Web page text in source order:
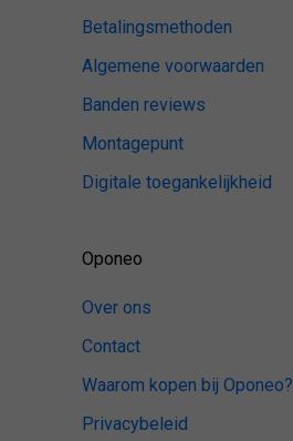
Betalingsmethoden
Algemene voorwaarden
Banden reviews
Montagepunt
Digitale toegankelijkheid
Oponeo
Over ons
Contact
Waarom kopen bij Oponeo?
Privacybeleid